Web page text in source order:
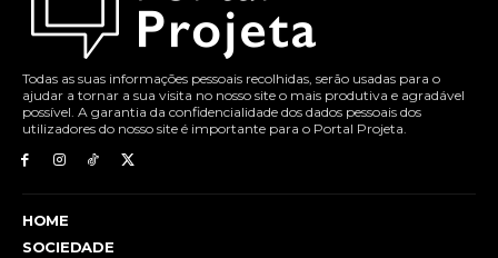
Todas as suas informações pessoais recolhidas, serão usadas para o
ajudar a tornar a sua visita no nosso site o mais produtiva e agradável
possível. A garantia da confidencialidade dos dados pessoais dos
utilizadores do nosso site é importante para o Portal Projeta.
HOME
SOCIEDADE